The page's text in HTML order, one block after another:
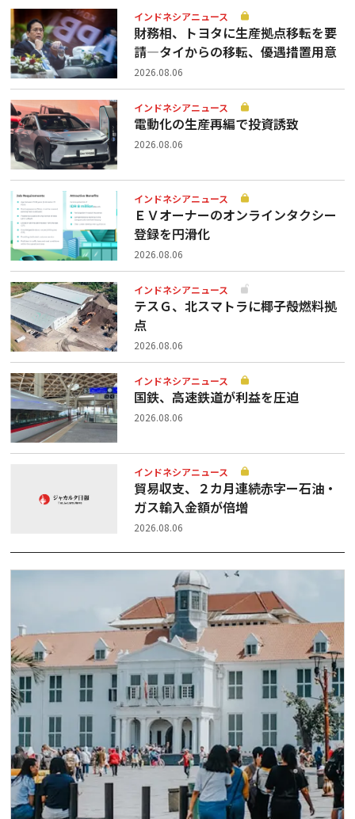
インドネシアニュース
財務相、トヨタに生産拠点移転を要
請—タイからの移転、優遇措置用意
2026.08.06
インドネシアニュース
電動化の生産再編で投資誘致
2026.08.06
インドネシアニュース
ＥＶオーナーのオンラインタクシー
登録を円滑化
2026.08.06
インドネシアニュース
テスＧ、北スマトラに椰子殻燃料拠
点
2026.08.06
インドネシアニュース
国鉄、高速鉄道が利益を圧迫
2026.08.06
インドネシアニュース
貿易収支、２カ月連続赤字ー石油・
ガス輸入金額が倍増
2026.08.06